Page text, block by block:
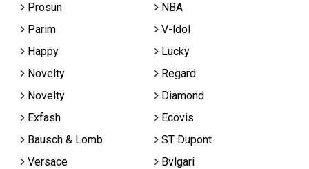
Prosun
NBA
Parim
V-ldol
Happy
Lucky
Novelty
Regard
Novelty
Diamond
Exfash
Ecovis
Bausch & Lomb
ST Dupont
Versace
Bvlgari